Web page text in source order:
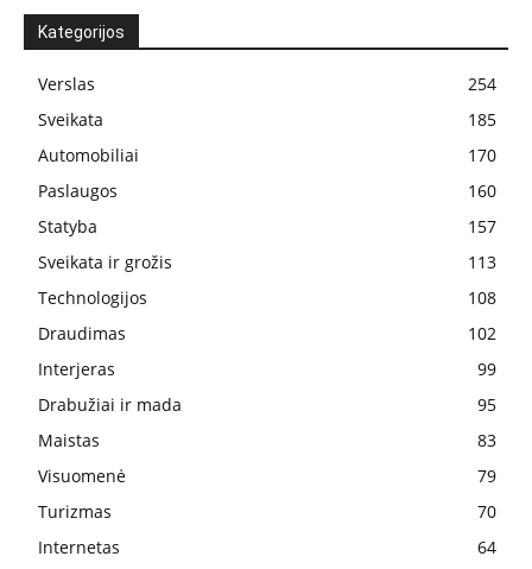
Kategorijos
Verslas
254
Sveikata
185
Automobiliai
170
Paslaugos
160
Statyba
157
Sveikata ir grožis
113
Technologijos
108
Draudimas
102
Interjeras
99
Drabužiai ir mada
95
Maistas
83
Visuomenė
79
Turizmas
70
Internetas
64